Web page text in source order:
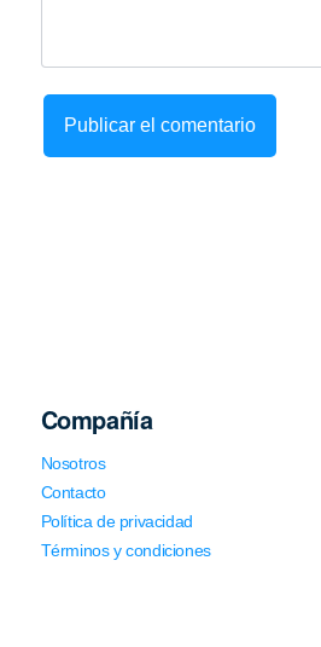
Compañía
Nosotros
Contacto
Política de privacidad
Términos y condiciones